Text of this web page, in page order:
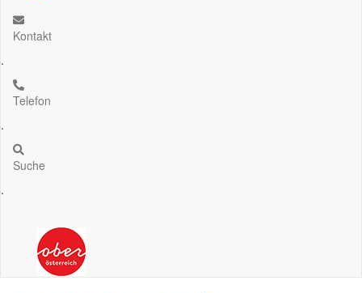
Kontakt
.
Telefon
.
Suche
.